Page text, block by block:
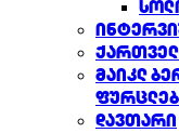
მაიკლ
დავთარი